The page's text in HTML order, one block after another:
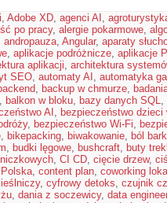
, Adobe XD, agenci AI ,
po pracy, alergie pokarmowe,
andropauza, Angular, aparaty
, aplikacje podróżnicze, aplikacje
aplikacji, architektura
SEO, automaty AI , automatyka
, backup w chmurze,
, balkon w bloku, bazy danych SQL,
AI , bezpieczeństwo dzieci
, bezpieczeństwo Wi-Fi,
, bikepacking, biwakowanie, ból
, budki lęgowe, bushcraft, buty
, CI CD, cięcie drzew,
, content plan, coworking
, cyfrowy detoks, czujnik
, dania z soczewicy, data